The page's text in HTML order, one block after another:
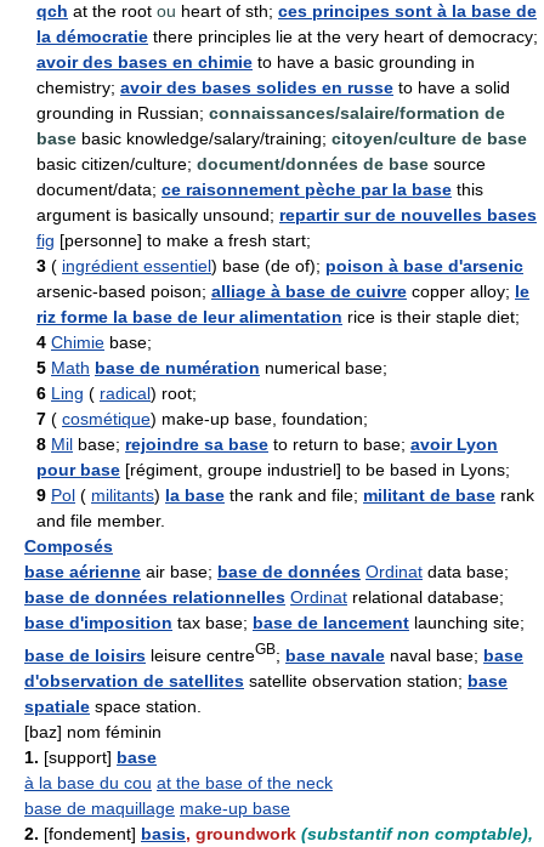
qch at the root ou heart of sth; ces principes sont à la base de
la démocratie there principles lie at the very heart of democracy;
avoir des bases en chimie to have a basic grounding in
chemistry; avoir des bases solides en russe to have a solid
grounding in Russian; connaissances/salaire/formation de
base basic knowledge/salary/training; citoyen/culture de base
basic citizen/culture; document/données de base source
document/data; ce raisonnement pèche par la base this
argument is basically unsound; repartir sur de nouvelles bases
fig [personne] to make a fresh start;
3 ( ingrédient essentiel) base (de of); poison à base d'arsenic
arsenic-based poison; alliage à base de cuivre copper alloy; le
riz forme la base de leur alimentation rice is their staple diet;
4 Chimie base;
5 Math base de numération numerical base;
6 Ling ( radical) root;
7 ( cosmétique) make-up base, foundation;
8 Mil base; rejoindre sa base to return to base; avoir Lyon
pour base [régiment, groupe industriel] to be based in Lyons;
9 Pol ( militants) la base the rank and file; militant de base rank
and file member.
Composés
base aérienne air base; base de données Ordinat data base;
base de données relationnelles Ordinat relational database;
base d'imposition tax base; base de lancement launching site;
base de loisirs leisure centreGB; base navale naval base; base
d'observation de satellites satellite observation station; base
spatiale space station.
[baz] nom féminin
1. [support] base
à la base du cou at the base of the neck
base de maquillage make-up base
2. [fondement] basis, groundwork (substantif non comptable),